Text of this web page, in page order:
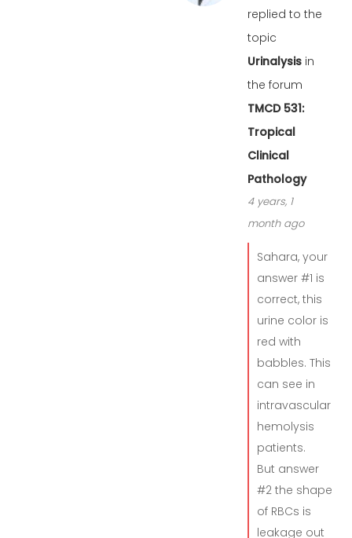
replied to the
topic
Urinalysis in
the forum
TMCD 531:
Tropical
Clinical
Pathology
4 years, 1
month ago
Sahara, your
answer #1 is
correct, this
urine color is
red with
babbles. This
can see in
intravascular
hemolysis
patients.
But answer
#2 the shape
of RBCs is
leakage out